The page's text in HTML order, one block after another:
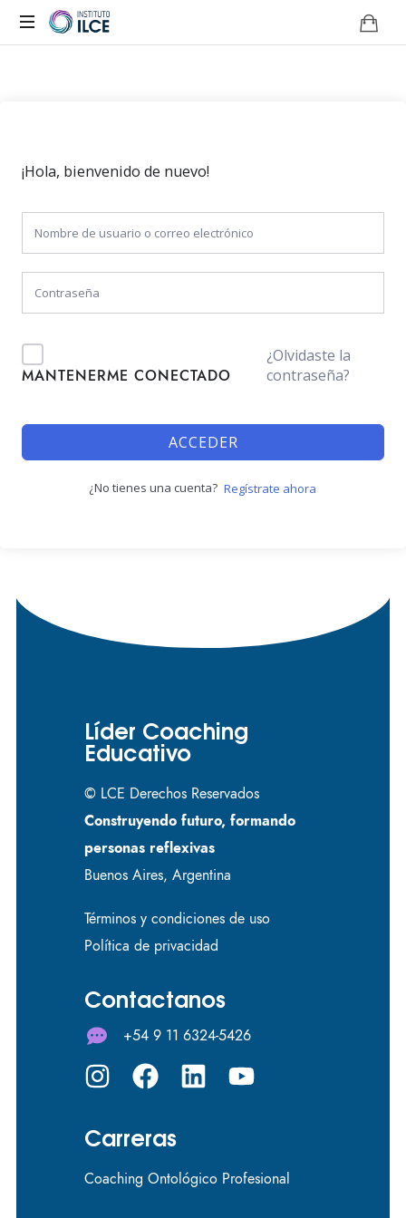
¡Hola, bienvenido de nuevo!
MANTENERME CONECTADO
¿Olvidaste la
contraseña?
ACCEDER
¿No tienes una cuenta? Regístrate ahora
Líder Coaching
Educativo
© LCE Derechos Reservados
Construyendo futuro, formando
personas reflexivas
Buenos Aires, Argentina
Términos y condiciones de uso
Política de privacidad
Contactanos
+54 9 11 6324-5426
Carreras
Coaching Ontológico Profesional